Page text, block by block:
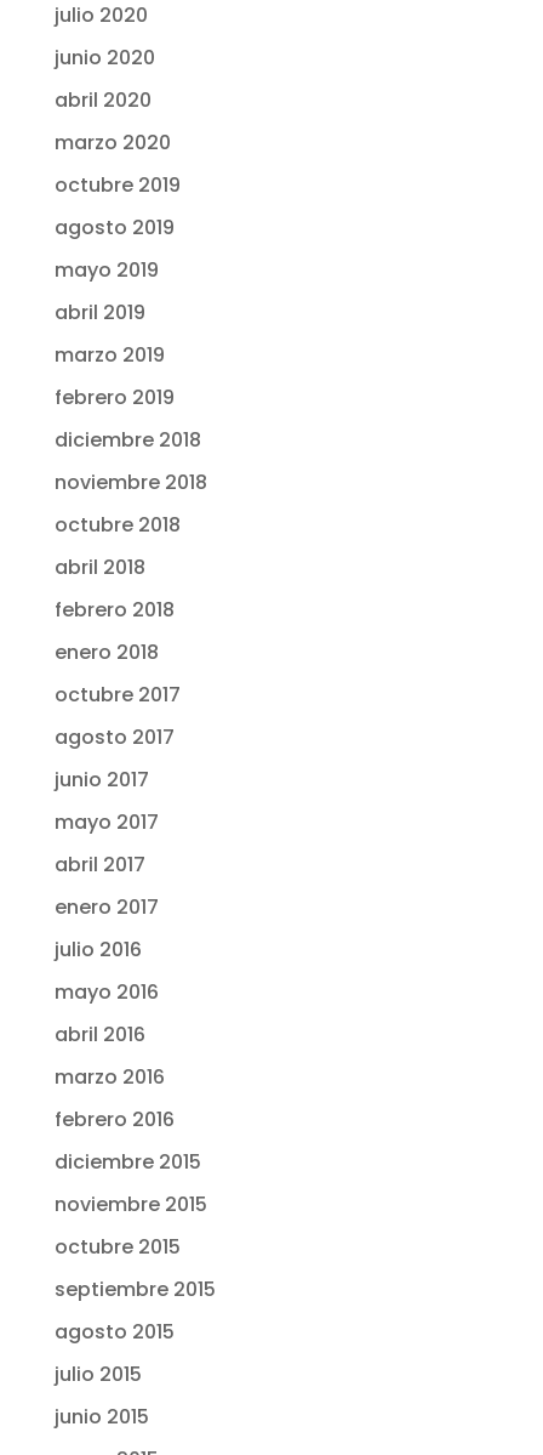
julio 2020
junio 2020
abril 2020
marzo 2020
octubre 2019
agosto 2019
mayo 2019
abril 2019
marzo 2019
febrero 2019
diciembre 2018
noviembre 2018
octubre 2018
abril 2018
febrero 2018
enero 2018
octubre 2017
agosto 2017
junio 2017
mayo 2017
abril 2017
enero 2017
julio 2016
mayo 2016
abril 2016
marzo 2016
febrero 2016
diciembre 2015
noviembre 2015
octubre 2015
septiembre 2015
agosto 2015
julio 2015
junio 2015